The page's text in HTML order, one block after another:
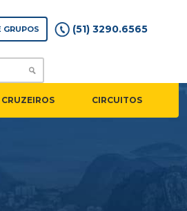
(51) 3290.6565
GRUPOS
CRUZEIROS CIRCUITOS